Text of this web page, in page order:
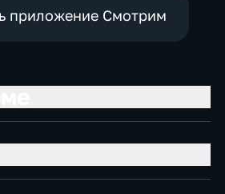
приложение Смотрим